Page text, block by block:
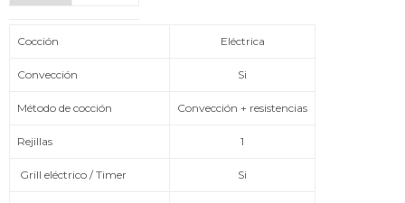
Cocción Eléctrica
Convección Si
Método de cocción Convección + resistencias
Rejillas 1
Grill eléctrico / Timer Si